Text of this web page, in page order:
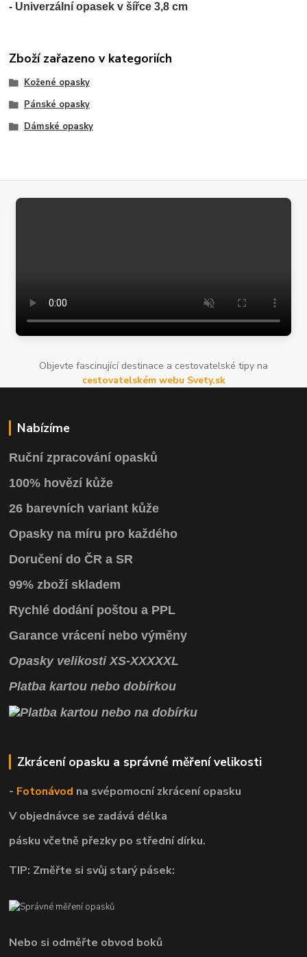
- Univerzální opasek v šířce 3,8 cm
Zboží zařazeno v kategoriích
Kožené opasky
Pánské opasky
Dámské opasky
Objevte fascinující destinace a cestovatelské tipy na
cestovatelském webu Svety.sk
Nabízíme
Ruční zpracování opasků
100% hovězí kůže
26 barevních variant kůže
Opasky na míru pro každého
Doručení do ČR a SR
99% zboží skladem
Rychlé dodání poštou a PPL
Garance vrácenínebo výměny
OpaskyvelikostiXS-XXXXXL
Platba kartou nebo dobírkou
Zkrácení opasku a správné měření velikosti
- Fotonávod na svépomocnízkrácení opasku
V objednávce se zadává délka
pásku včetně přezky po střední dírku.
TIP: Změřte si svůj starý pásek:
Nebo si odměřte obvod boků